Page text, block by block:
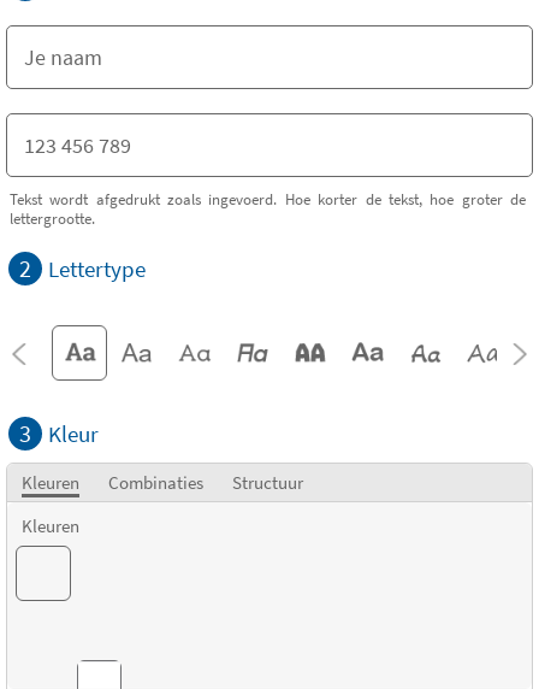
Tekst wordt afgedrukt zoals ingevoerd. Hoe korter de tekst, hoe groter de
lettergrootte.
2 Lettertype
3 Kleur
Kleuren Combinaties
Structuur
Kleuren